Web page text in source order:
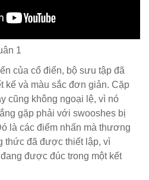
1
của cổ điển, bộ sưu tập đã
kế và màu sắc đơn giản. Cặp
cũng không ngoại lệ, vì nó
gặp phải với swooshes bị
là các điểm nhấn mà thương
thức đã được thiết lập, vì
được đúc trong một kết